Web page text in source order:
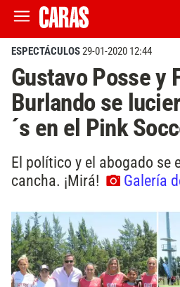
ESPECTÁCULOS29-01-2020 12:44
Gustavo Posse y
Burlando se
´s en el Pink
El político y el abogado se
cancha. ¡Mirá!
Galería